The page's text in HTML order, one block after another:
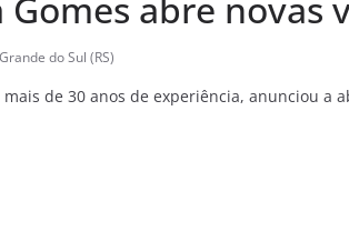
do Sul (RS)
de 30 anos de experiência, anunciou